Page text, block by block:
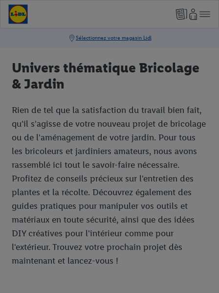
Univers thématique Bricolage
& Jardin
Rien de tel que la satisfaction du travail bien fait,
qu'il s'agisse de votre nouveau projet de bricolage
ou de l'aménagement de votre jardin. Pour tous
les bricoleurs et jardiniers amateurs, nous avons
rassemblé ici tout le savoir-faire nécessaire.
Profitez de conseils précieux sur l'entretien des
plantes et la récolte. Découvrez également des
guides pratiques pour manipuler vos outils et
matériaux en toute sécurité, ainsi que des idées
DIY créatives pour l'intérieur comme pour
l'extérieur. Trouvez votre prochain projet dès
maintenant et lancez-vous !